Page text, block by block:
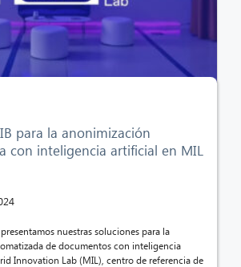
para la anonimización
con inteligencia artificial en MIL
nuestras soluciones para la
de documentos con inteligencia
Innovation Lab (MIL), centro de referencia de